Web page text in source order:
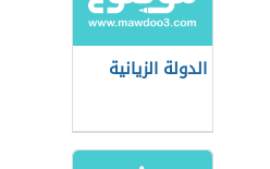
الدولة الزيانية